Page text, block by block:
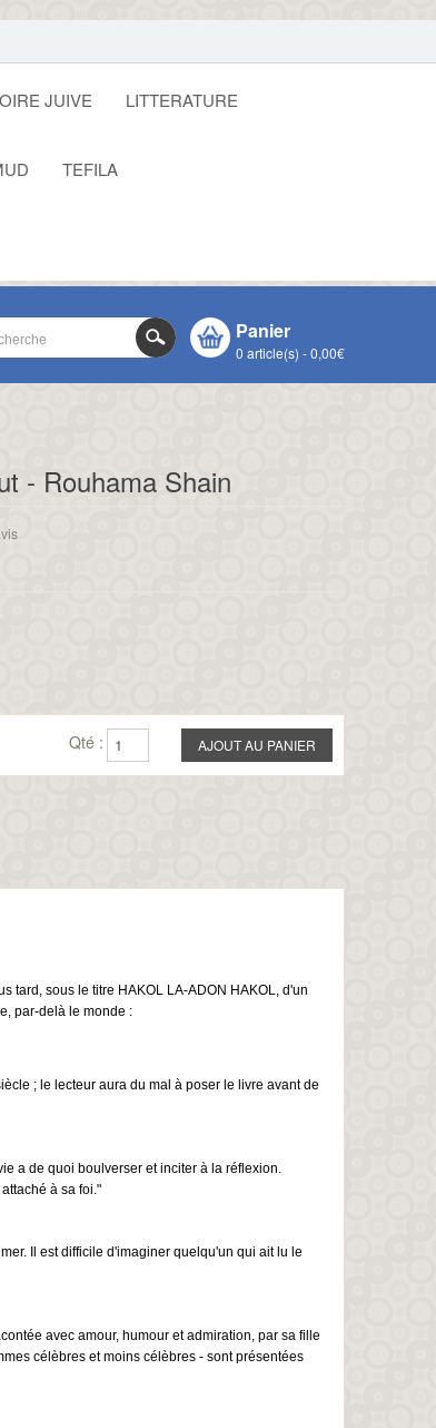
JUIVE LITTERATURE
TEFILA
Panier
0 article(s) - 0,00€
- Rouhama Shain
Qté :
tard, sous le titre HAKOL LA-ADON HAKOL, d'un
par-delà le monde :
; le lecteur aura du mal à poser le livre avant de
a de quoi boulverser et inciter à la réflexion.
à sa foi."
Il est difficile d'imaginer quelqu'un qui ait lu le
avec amour, humour et admiration, par sa fille
célèbres et moins célèbres - sont présentées